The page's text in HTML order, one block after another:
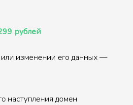
рублей
изменении его данных —
наступления домен